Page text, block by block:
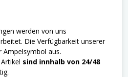
werden von uns
Die Verfügbarkeit unserer
Ampelsymbol aus.
sind innhalb von 24/48